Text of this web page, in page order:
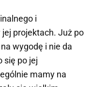
i
projektach. Już po
wygodę i nie da
się po jej
mamy na